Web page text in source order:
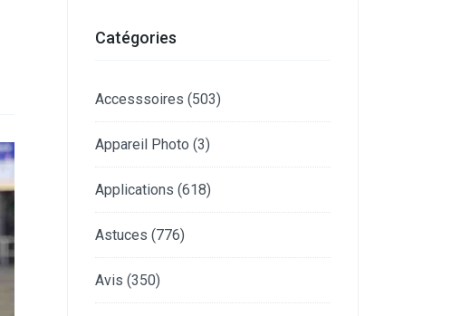
Catégories
Accesssoires (503)
Appareil Photo (3)
Applications (618)
Astuces (776)
Avis (350)